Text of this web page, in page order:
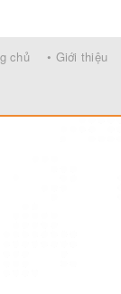
về quá khứ dựng
năm. Thấm
hun đúc, các em
đẹp của con
là hành trang
đường hội
ích và để lại
chủ • Giới thiệu